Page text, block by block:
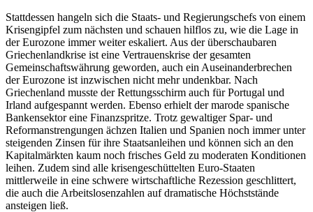
Stattdessen hangeln sich die Staats- und Regierungschefs von einem
Krisengipfel zum nächsten und schauen hilflos zu, wie die Lage in
der Eurozone immer weiter eskaliert. Aus der überschaubaren
Griechenlandkrise ist eine Vertrauenskrise der gesamten
Gemeinschaftswährung geworden, auch ein Auseinanderbrechen
der Eurozone ist inzwischen nicht mehr undenkbar. Nach
Griechenland musste der Rettungsschirm auch für Portugal und
Irland aufgespannt werden. Ebenso erhielt der marode spanische
Bankensektor eine Finanzspritze. Trotz gewaltiger Spar- und
Reformanstrengungen ächzen Italien und Spanien noch immer unter
steigenden Zinsen für ihre Staatsanleihen und können sich an den
Kapitalmärkten kaum noch frisches Geld zu moderaten Konditionen
leihen. Zudem sind alle krisengeschüttelten Euro-Staaten
mittlerweile in eine schwere wirtschaftliche Rezession geschlittert,
die auch die Arbeitslosenzahlen auf dramatische Höchststände
ansteigen ließ.